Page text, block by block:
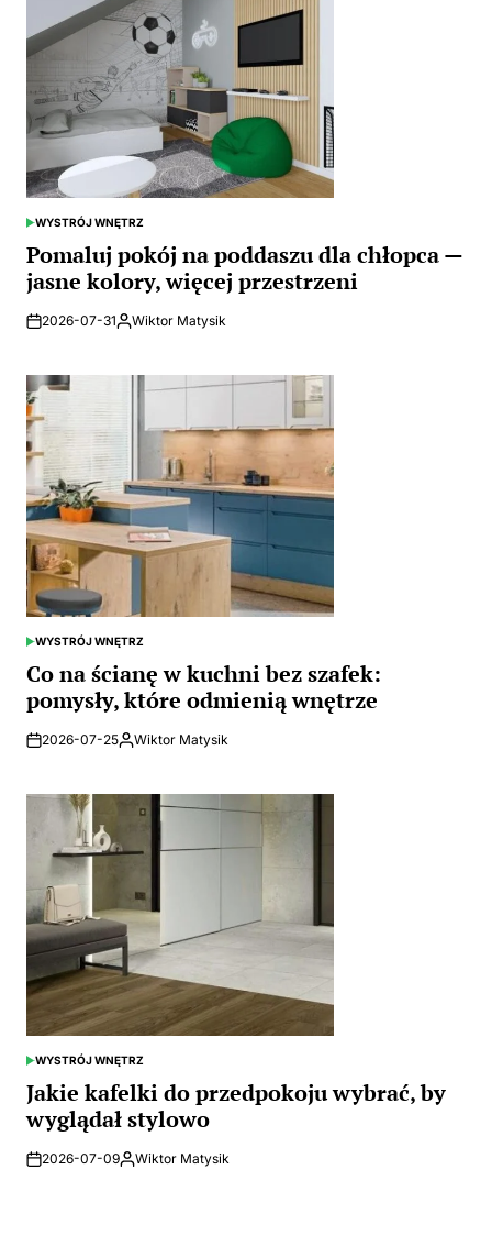
POSTED
IN
WYSTRÓJ WNĘTRZ
Pomaluj pokój na poddaszu dla chłopca —
jasne kolory, więcej przestrzeni
2026-07-31Posted
Wiktor Matysik
POSTED
IN
WYSTRÓJ WNĘTRZ
Co na ścianę w kuchni bez szafek:
pomysły, które odmienią wnętrze
2026-07-25Posted
Wiktor Matysik
POSTED
IN
WYSTRÓJ WNĘTRZ
Jakie kafelki do przedpokoju wybrać, by
wyglądał stylowo
2026-07-09Posted
Wiktor Matysik